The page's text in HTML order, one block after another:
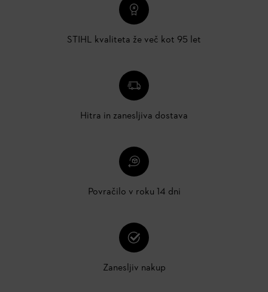
STIHL kvaliteta že več kot 95 let
Hitra in zanesljiva dostava
Povračilo v roku 14 dni
Zanesljiv nakup